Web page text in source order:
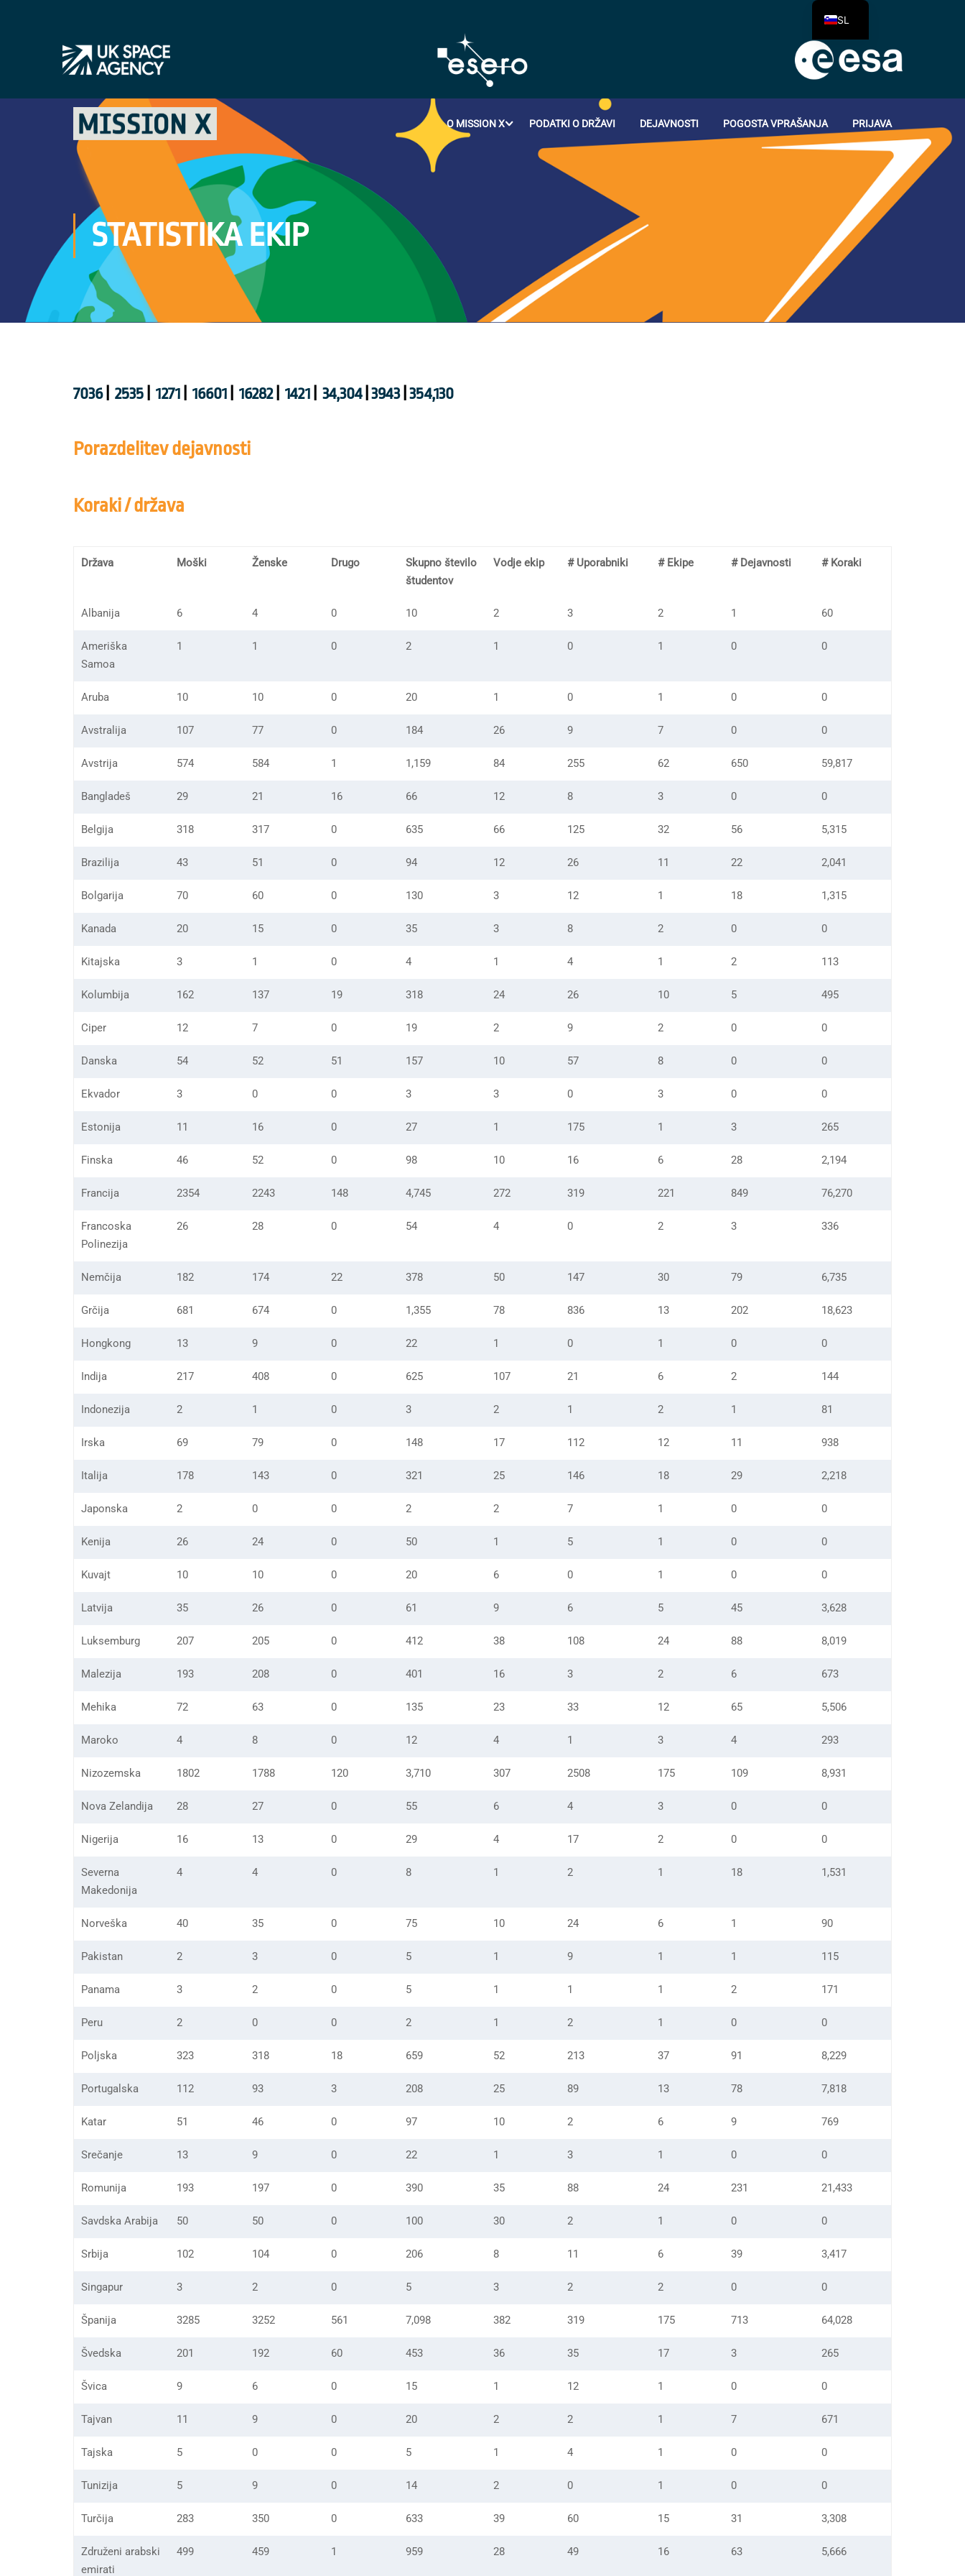
O MISSION X PODATKI O DRŽAVI DEJAVNOSTI POGOSTA VPRAŠANJA PRIJAVA
STATISTIKA EKIP
7036 2535 1271 16601 16282 1421 34,304 3943 354,130
Porazdelitev dejavnosti
Koraki / država
Država Moški Ženske Drugo
Skupno število
študentov
Vodje ekip # Uporabniki # Ekipe # Dejavnosti # Koraki
Albanija 6 4 0 10 2 3 2 1 60
Ameriška
Samoa
1 1 0 2 1 0 1 0 0
Aruba 10 10 0 20 1 0 1 0 0
Avstralija 107 77 0 184 26 9 7 0 0
Avstrija 574 584 1 1,159 84 255 62 650 59,817
Bangladeš 29 21 16 66 12 8 3 0 0
Belgija 318 317 0 635 66 125 32 56 5,315
Brazilija 43 51 0 94 12 26 11 22 2,041
Bolgarija 70 60 0 130 3 12 1 18 1,315
Kanada 20 15 0 35 3 8 2 0 0
Kitajska 3 1 0 4 1 4 1 2 113
Kolumbija 162 137 19 318 24 26 10 5 495
Ciper 12 7 0 19 2 9 2 0 0
Danska 54 52 51 157 10 57 8 0 0
Ekvador 3 0 0 3 3 0 3 0 0
Estonija 11 16 0 27 1 175 1 3 265
Finska 46 52 0 98 10 16 6 28 2,194
Francija 2354 2243 148 4,745 272 319 221 849 76,270
Francoska
Polinezija
26 28 0 54 4 0 2 3 336
Nemčija 182 174 22 378 50 147 30 79 6,735
Grčija 681 674 0 1,355 78 836 13 202 18,623
Hongkong 13 9 0 22 1 0 1 0 0
Indija 217 408 0 625 107 21 6 2 144
Indonezija 2 1 0 3 2 1 2 1 81
Irska 69 79 0 148 17 112 12 11 938
Italija 178 143 0 321 25 146 18 29 2,218
Japonska 2 0 0 2 2 7 1 0 0
Kenija 26 24 0 50 1 5 1 0 0
Kuvajt 10 10 0 20 6 0 1 0 0
Latvija 35 26 0 61 9 6 5 45 3,628
Luksemburg 207 205 0 412 38 108 24 88 8,019
Malezija 193 208 0 401 16 3 2 6 673
Mehika 72 63 0 135 23 33 12 65 5,506
Maroko 4 8 0 12 4 1 3 4 293
Nizozemska 1802 1788 120 3,710 307 2508 175 109 8,931
Nova Zelandija 28 27 0 55 6 4 3 0 0
Nigerija 16 13 0 29 4 17 2 0 0
Severna
Makedonija
4 4 0 8 1 2 1 18 1,531
Norveška 40 35 0 75 10 24 6 1 90
Pakistan 2 3 0 5 1 9 1 1 115
Panama 3 2 0 5 1 1 1 2 171
Peru 2 0 0 2 1 2 1 0 0
Poljska 323 318 18 659 52 213 37 91 8,229
Portugalska 112 93 3 208 25 89 13 78 7,818
Katar 51 46 0 97 10 2 6 9 769
Srečanje 13 9 0 22 1 3 1 0 0
Romunija 193 197 0 390 35 88 24 231 21,433
Savdska Arabija 50 50 0 100 30 2 1 0 0
Srbija 102 104 0 206 8 11 6 39 3,417
Singapur 3 2 0 5 3 2 2 0 0
Španija 3285 3252 561 7,098 382 319 175 713 64,028
Švedska 201 192 60 453 36 35 17 3 265
Švica 9 6 0 15 1 12 1 0 0
Tajvan 11 9 0 20 2 2 1 7 671
Tajska 5 0 0 5 1 4 1 0 0
Tunizija 5 9 0 14 2 0 1 0 0
Turčija 283 350 0 633 39 60 15 31 3,308
Združeni arabski
emirati
499 459 1 959 28 49 16 63 5,666
SL